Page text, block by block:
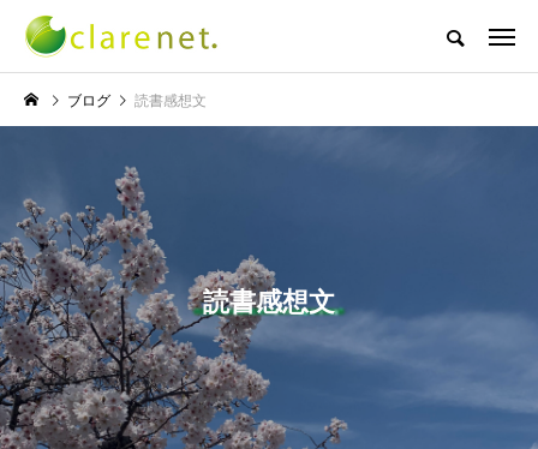
株式会社クレアネットの代表取締役ブログ
NEW POST
TECH BLOG
ブログ 読書感想文
読書感想文